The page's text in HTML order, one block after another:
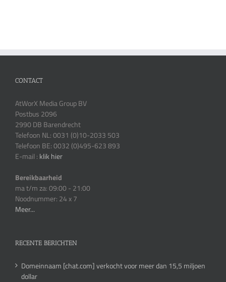
CONTACT
AtWorX Media Group BV
Postbus 2096
2990 DB Barendrecht
Telefoon NL: 0031 (0)10-2033 503
Telefoon BE: 0032 (0)495-623 893
E-mail : klik hier
Bereikbaarheid
ma t/m za: 09:00 - 21:00
Noodnummer: 24 x 7
Meer...
RECENTE BERICHTEN
Domeinnaam [chat.com] verkocht voor meer dan 15,5 miljoen
dollar